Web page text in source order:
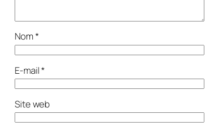
Nom*
E-mail*
Site web